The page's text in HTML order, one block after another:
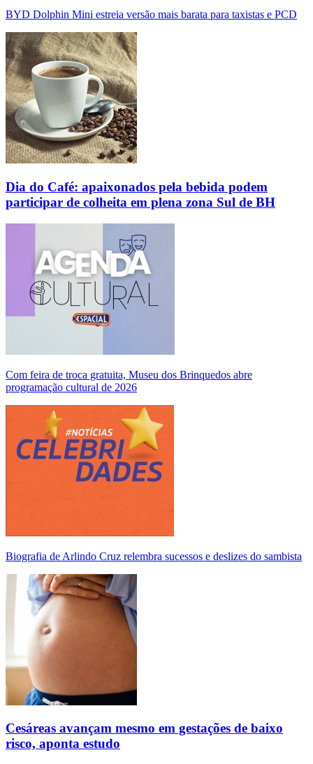
BYD Dolphin Mini estreia versão mais barata para taxistas e PCD
Dia do Café: apaixonados pela bebida podem
participar de colheita em plena zona Sul de BH
Com feira de troca gratuita, Museu dos Brinquedos abre
programação cultural de 2026
Biografia de Arlindo Cruz relembra sucessos e deslizes do sambista
Cesáreas avançam mesmo em gestações de baixo
risco, aponta estudo